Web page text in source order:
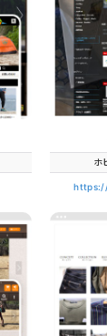
ホ